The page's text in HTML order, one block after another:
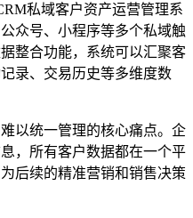
私域客户资产运营管理系
众号、小程序等多个私域触
整合功能，系统可以汇聚客
录、交易历史等多维度数
以统一管理的核心痛点。企
，所有客户数据都在一个平
后续的精准营销和销售决策